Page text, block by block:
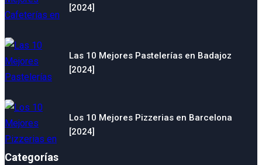
[2024]
Las 10 Mejores Pastelerías en Badajoz
[2024]
Los 10 Mejores Pizzerias en Barcelona
[2024]
Categorías